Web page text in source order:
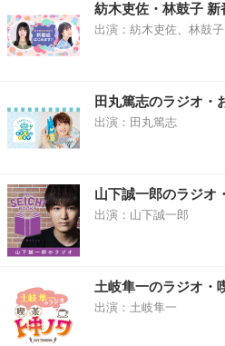
紡木吏佐・林鼓子
出演：紡木吏佐、林鼓子
田丸篤志のラジオ・
出演：田丸篤志
山下誠一郎のラジオ
出演：山下誠一郎
土岐隼一のラジオ・
出演：土岐隼一